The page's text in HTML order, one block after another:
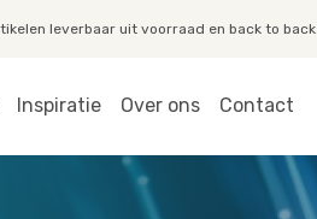
leverbaar uit voorraad en back to back
Inspiratie Over ons Contact